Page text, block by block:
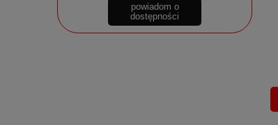
powiadom o
dostępności